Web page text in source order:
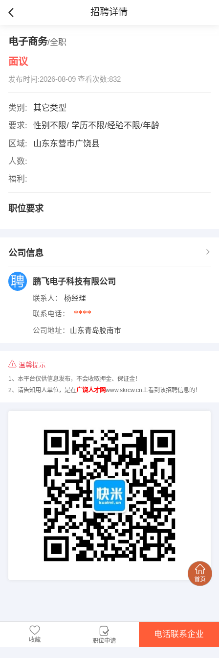
招聘详情
电子商务/全职
面议
发布时间:2026-08-09 查看次数:832
类别:
其它类型
要求:
性别不限/ 学历不限/经验不限/年龄
区域:
山东东营市广饶县
人数:
福利:
职位要求
公司信息
鹏飞电子科技有限公司
联系人： 杨经理
联系电话： ****
公司地址： 山东青岛胶南市
温馨提示
1、本平台仅供信息发布，不会收取押金、保证金！
2、请告知用人单位，是在广饶人才网www.skrcw.cn上看到该招聘信息的！
收藏 职位申请
电话联系企业